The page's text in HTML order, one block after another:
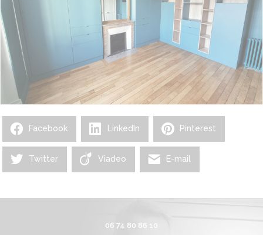
Facebook LinkedIn Pinterest
Twitter Viadeo E-mail
06 74 80 86 10